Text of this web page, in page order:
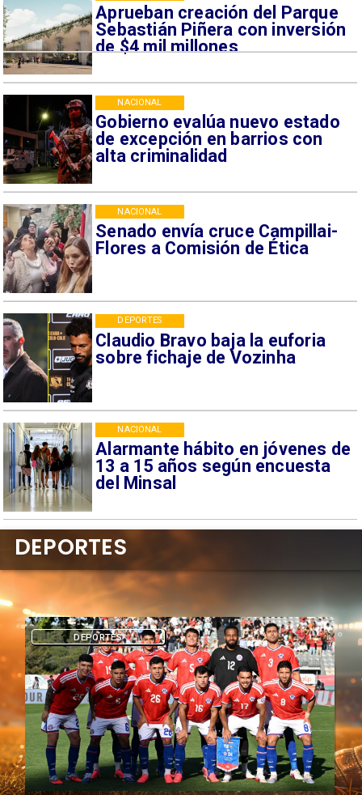
Aprueban creación del Parque
Sebastián Piñera con inversión
de $4 mil millones
Gobierno evalúa nuevo estado
de excepción en barrios con
alta criminalidad
NACIONAL
Senado envía cruce Campillai-
Flores a Comisión de Ética
NACIONAL
Claudio Bravo baja la euforia
sobre fichaje de Vozinha
DEPORTES
Alarmante hábito en jóvenes de
13 a 15 años según encuesta
del Minsal
NACIONAL
DEPORTES
DEPORTES